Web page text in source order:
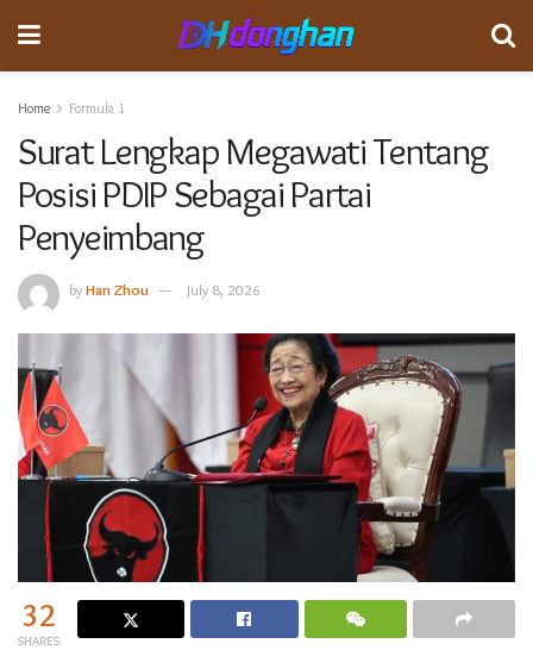
Home Formula 1
Surat Lengkap Megawati Tentang
Posisi PDIP Sebagai Partai
Penyeimbang
byHan Zhou July 8, 2026
32
SHARES